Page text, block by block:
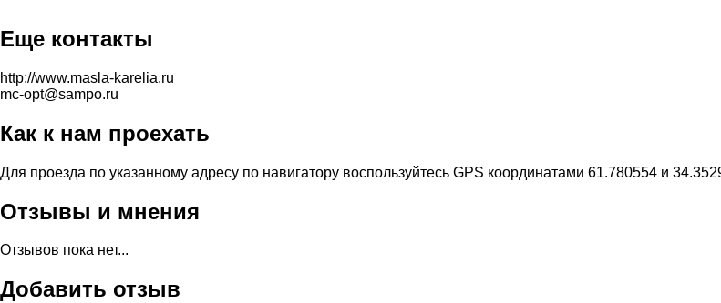
Еще контакты
http://www.masla-karelia.ru
mc-opt@sampo.ru
Как к нам проехать
Для проезда по указанному адресу по навигатору воспользуйтесь GPS координатами 61.780554 и
Отзывы и мнения
Отзывов пока нет...
Добавить отзыв